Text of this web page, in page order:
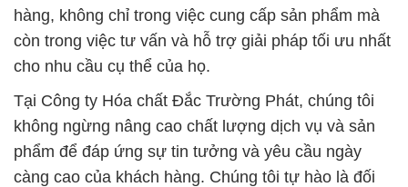
hàng, không chỉ trong việc cung cấp sản phẩm mà
còn trong việc tư vấn và hỗ trợ giải pháp tối ưu nhất
cho nhu cầu cụ thể của họ.
Tại Công ty Hóa chất Đắc Trường Phát, chúng tôi
không ngừng nâng cao chất lượng dịch vụ và sản
phẩm để đáp ứng sự tin tưởng và yêu cầu ngày
càng cao của khách hàng. Chúng tôi tự hào là đối